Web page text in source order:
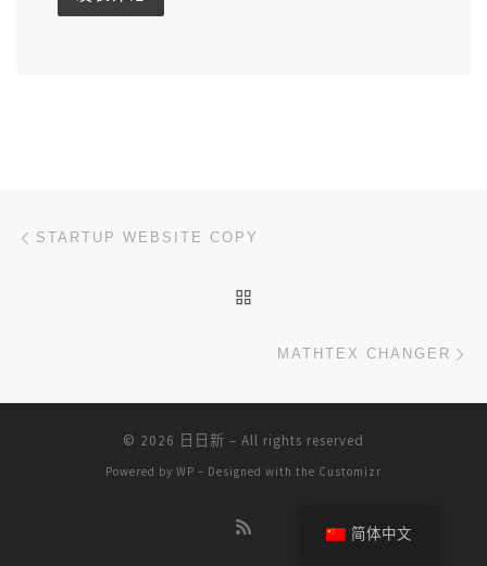
文章导航
STARTUP WEBSITE COPY
MATHTEX CHANGER
© 2026 日日新 – All rights reserved
Powered by WP – Designed with the Customizr
简体中文